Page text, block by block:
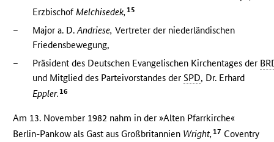
ErzbischofMelchisedek,15
– Major a. D.Andriese, Vertreter der niederländischen
Friedensbewegung,
–
Präsident des Deutschen Evangelischen Kirchentages der
und Mitglied des Parteivorstandes derSPD, Dr. Erhard
Eppler.16
Am 13. November 1982 nahm in der »Alten Pfarrkirche«
Berlin-Pankow als Gast aus Großbritannien Wright,17 Coventry